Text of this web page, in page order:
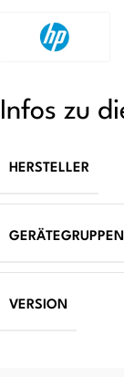
Infos zu
HERSTELLER
GERÄTEGRUPPEN
VERSION